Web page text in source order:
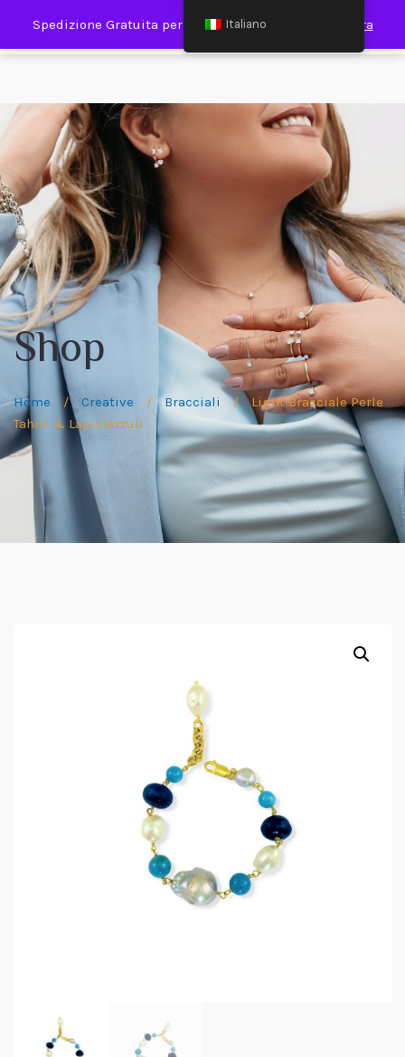
Spedizione Gratuita per Spesa Minima €120,00 Ignora
Shop
Home / Creative / Bracciali / Light Bracciale Perle
Tahiti & Lapislazzuli
Italiano